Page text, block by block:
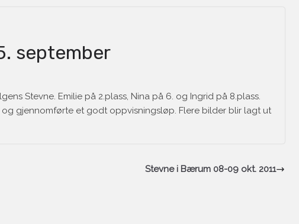
september
Stevne. Emilie på 2.plass, Nina på 6. og Ingrid på 8.plass.
gjennomførte et godt oppvisningsløp. Flere bilder blir lagt ut
Stevne i Bærum 08-09 okt. 2011